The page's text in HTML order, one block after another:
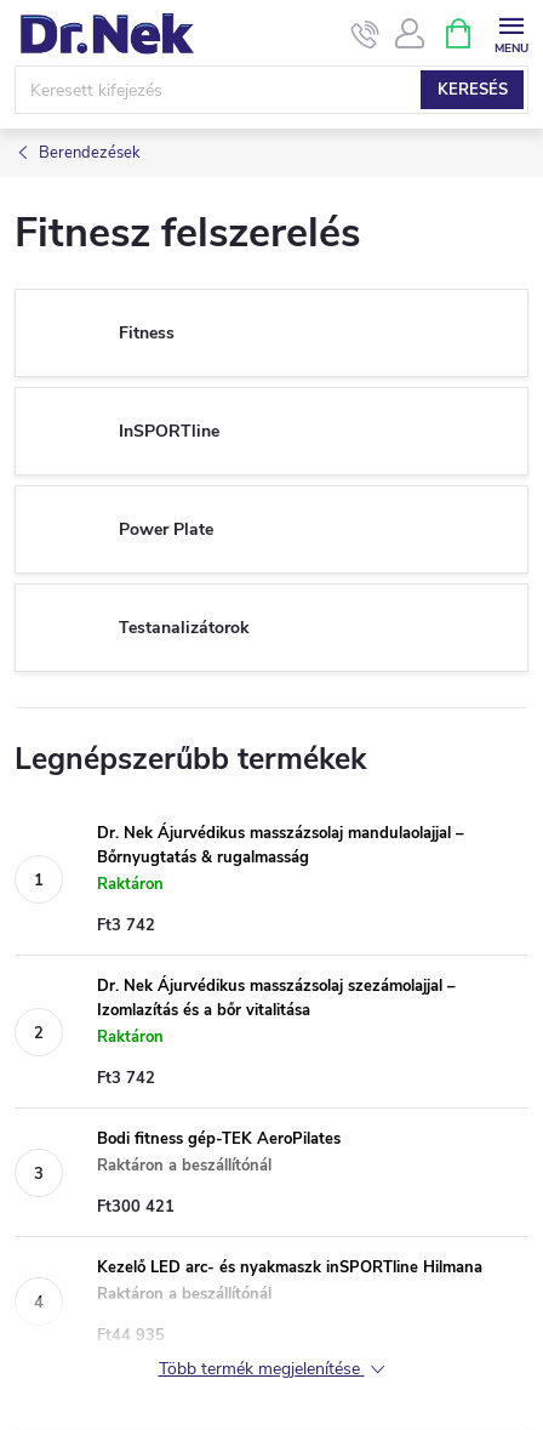
Ugrás
KERESÉS
KOSÁR
Berendezések
Fitnesz felszerelés
Fitness
InSPORTline
Power Plate
Testanalizátorok
Legnépszerűbb termékek
Dr. Nek Ájurvédikus masszázsolaj mandulaolajjal –
Bőrnyugtatás & rugalmasság
Raktáron
Ft3 742
Dr. Nek Ájurvédikus masszázsolaj szezámolajjal –
Izomlazítás és a bőr vitalitása
Raktáron
Ft3 742
Bodi fitness gép-TEK AeroPilates
Raktáron a beszállítónál
Ft300 421
Kezelő LED arc- és nyakmaszk inSPORTline Hilmana
Raktáron a beszállítónál
Ft44 935
Több termék megjelenítése